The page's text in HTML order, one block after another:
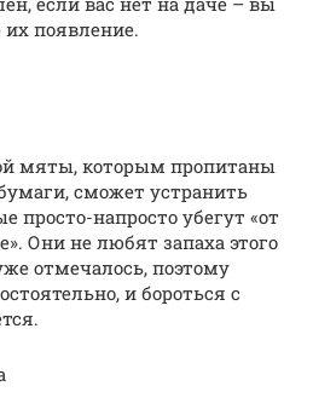
их появление.
мяты, которым пропитаны
сможет устранить
просто-напросто убегут «от
Они не любят запаха этого
отмечалось, поэтому
и бороться с